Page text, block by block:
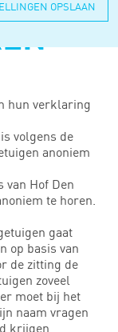
OPSLAAN
hun verklaring
volgens de
anoniem
Hof Den
te horen.
gaat
op basis van
de zitting de
zoveel
moet bij het
naam vragen
krijgen